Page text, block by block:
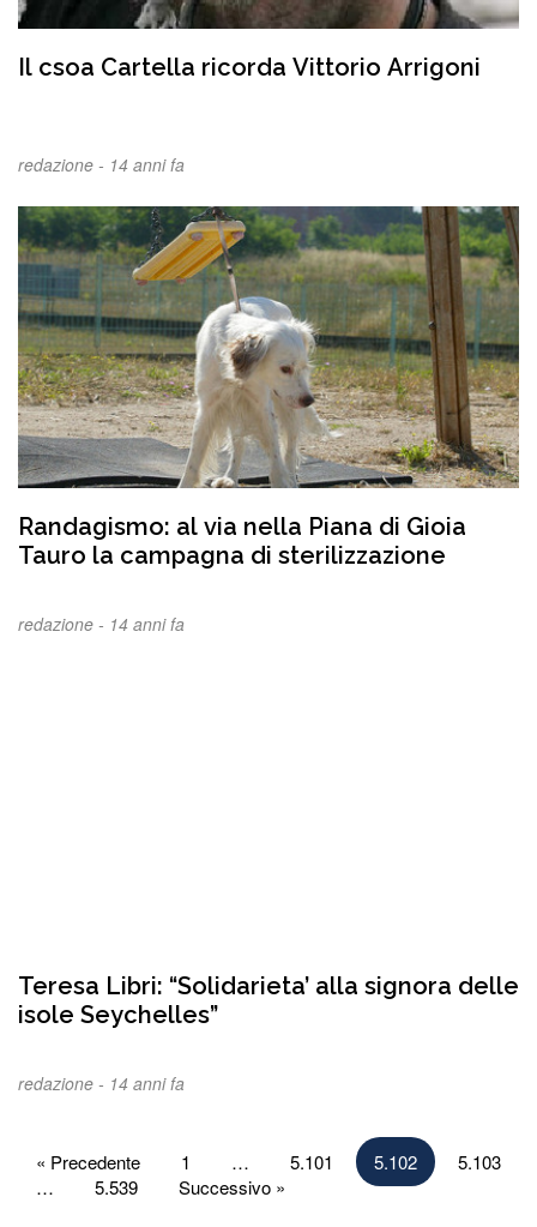
Il csoa Cartella ricorda Vittorio Arrigoni
redazione - 14 anni fa
Randagismo: al via nella Piana di Gioia
Tauro la campagna di sterilizzazione
redazione - 14 anni fa
Teresa Libri: “Solidarieta’ alla signora delle
isole Seychelles”
redazione - 14 anni fa
Paginazione
degli
« Precedente 1 … 5.101 5.102
5.103
…
5.539 Successivo »